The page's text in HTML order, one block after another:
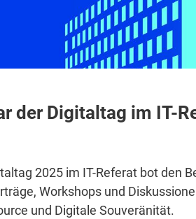
der Digitaltag im IT-
2025 im IT-Referat bot den
Workshops und
und Digitale Souveränität.